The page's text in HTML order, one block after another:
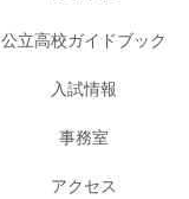
公立高校ガイドブック
入試情報
事務室
アクセス